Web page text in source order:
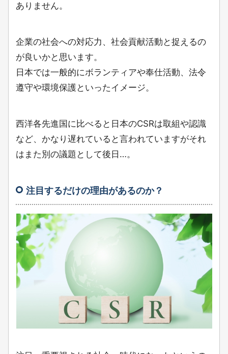
ありません。
企業の社会への対応力、社会貢献活動と捉えるの
が良いかと思います。
日本では一般的にボランティアや奉仕活動、法令
遵守や環境保護といったイメージ。
西洋各先進国に比べると日本のCSRは取組や認識
など、かなり遅れていると言われていますがそれ
はまた別の議題として後日…。
注目するだけの理由があるのか？